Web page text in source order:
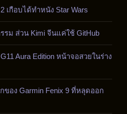
เกือบได้ทำหนัง Star Wars
รม ส่วน Kimi จีนแค่ใช้ GitHub
Aura Edition หน้าจอสวยในร่าง
ของ Garmin Fenix 9 ที่หลุดออก